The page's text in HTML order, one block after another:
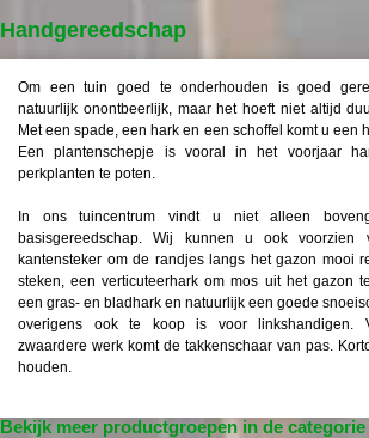
Handgereedschap
Om een tuin goed te onderhouden is goed
natuurlijk onontbeerlijk, maar het hoeft niet altijd
Met een spade, een hark en een schoffel komt u een
Een plantenschepje is vooral in het voorjaar
perkplanten te poten.
In ons tuincentrum vindt u niet alleen
basisgereedschap. Wij kunnen u ook voorzien
kantensteker om de randjes langs het gazon mooi
steken, een verticuteerhark om mos uit het gazon
een gras- en bladhark en natuurlijk een goede
overigens ook te koop is voor linkshandigen.
zwaardere werk komt de takkenschaar van pas.
houden.
Bekijk meer productgroepen in de